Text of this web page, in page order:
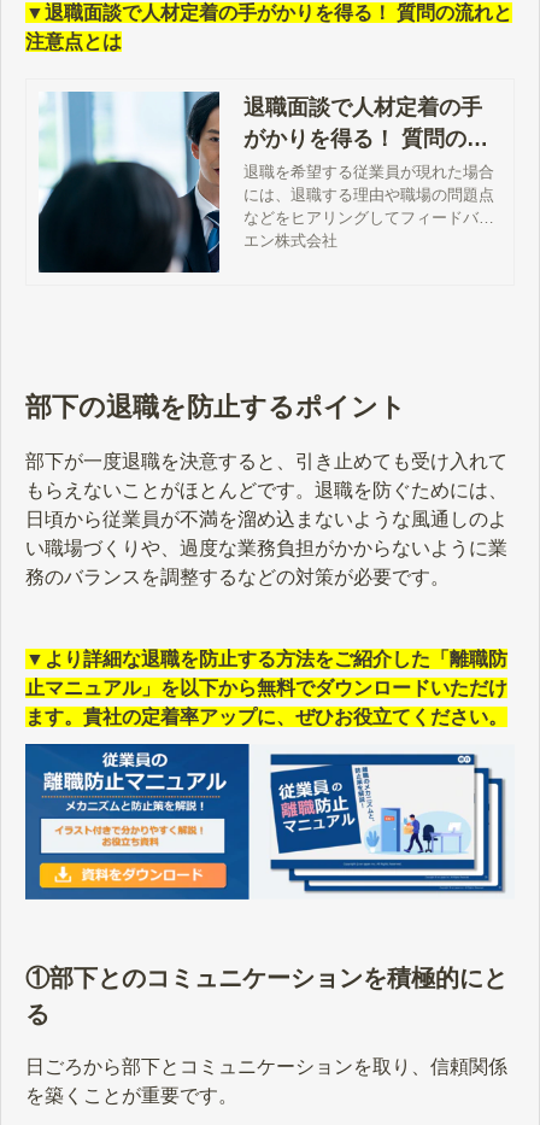
▼退職面談で人材定着の手がかりを得る！ 質問の流れと
注意点とは
退職面談で人材定着の手
がかりを得る！ 質問の流
れと注意点とは
退職を希望する従業員が現れた場合
には、退職する理由や職場の問題点
などをヒアリングしてフィードバッ
クをもらうために“退職面談”を実施
エン株式会社
部下の退職を防止するポイント
部下が一度退職を決意すると、引き止めても受け入れて
もらえないことがほとんどです。退職を防ぐためには、
日頃から従業員が不満を溜め込まないような風通しのよ
い職場づくりや、過度な業務負担がかからないように業
務のバランスを調整するなどの対策が必要です。
▼より詳細な退職を防止する方法をご紹介した「離職防
止マニュアル」を以下から無料でダウンロードいただけ
ます。貴社の定着率アップに、ぜひお役立てください。
①部下とのコミュニケーションを積極的にと
る
日ごろから部下とコミュニケーションを取り、信頼関係
を築くことが重要です。